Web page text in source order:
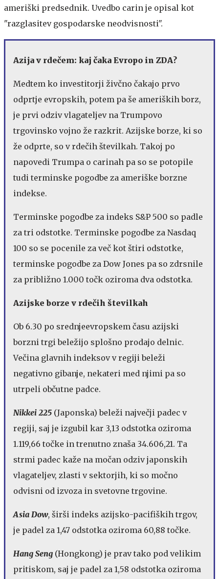
ameriški predsednik. Uvedbo carin je opisal kot
"razglasitev gospodarske neodvisnosti".
Azija v rdečem: kaj čaka Evropo in ZDA?
Medtem ko investitorji živčno čakajo prvo
odprtje evropskih, potem pa še ameriških borz,
je prvi odziv vlagateljev na Trumpovo
trgovinsko vojno že razkrit. Azijske borze, ki so
že odprte, so v rdečih številkah. Takoj po
napovedi Trumpa o carinah pa so se potopile
tudi terminske pogodbe za ameriške borzne
indekse.
Terminske pogodbe za indeks S&P 500 so padle
za tri odstotke. Terminske pogodbe za Nasdaq
100 so se pocenile za več kot štiri odstotke,
terminske pogodbe za Dow Jones pa so zdrsnile
za približno 1.000 točk oziroma dva odstotka.
Azijske borze v rdečih številkah
Ob 6.30 po srednjeevropskem času azijski
borzni trgi beležijo splošno prodajo delnic.
Večina glavnih indeksov v regiji beleži
negativno gibanje, nekateri med njimi pa so
utrpeli občutne padce.
Nikkei 225 (Japonska) beleži največji padec v
regiji, saj je izgubil kar 3,13 odstotka oziroma
1.119,66 točke in trenutno znaša 34.606,21. Ta
strmi padec kaže na močan odziv japonskih
vlagateljev, zlasti v sektorjih, ki so močno
odvisni od izvoza in svetovne trgovine.
Asia Dow, širši indeks azijsko-pacifiških trgov,
je padel za 1,47 odstotka oziroma 60,88 točke.
Hang Seng (Hongkong) je prav tako pod velikim
pritiskom, saj je padel za 1,58 odstotka oziroma